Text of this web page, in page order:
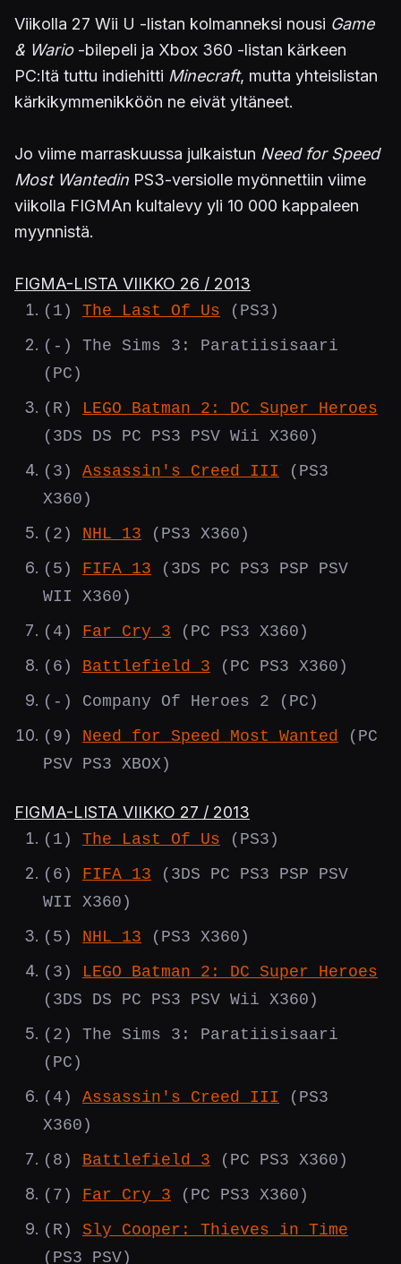
Viikolla 27 Wii U -listan kolmanneksi nousi Game
& Wario-bilepeli ja Xbox 360 -listan kärkeen
PC:ltä tuttu indiehitti Minecraft, mutta yhteislistan
kärkikymmenikköön ne eivät yltäneet.
Jo viime marraskuussa julkaistun Need for Speed
Most Wantedin PS3-versiolle myönnettiin viime
viikolla FIGMAn kultalevy yli 10 000 kappaleen
myynnistä.
FIGMA-LISTA VIIKKO 26 / 2013
(1) The Last Of Us (PS3)
(-) The Sims 3: Paratiisisaari
(PC)
(R) LEGO Batman 2: DC Super Heroes
(3DS DS PC PS3 PSV Wii X360)
(3) Assassin's Creed III (PS3
X360)
(2) NHL 13 (PS3 X360)
(5) FIFA 13 (3DS PC PS3 PSP PSV
WII X360)
(4) Far Cry 3 (PC PS3 X360)
(6) Battlefield 3 (PC PS3 X360)
(-) Company Of Heroes 2 (PC)
(9) Need for Speed Most Wanted
(PC
PSV PS3 XBOX)
FIGMA-LISTA VIIKKO 27 / 2013
(1) The Last Of Us (PS3)
(6) FIFA 13 (3DS PC PS3 PSP PSV
WII X360)
(5) NHL 13 (PS3 X360)
(3) LEGO Batman 2: DC Super Heroes
(3DS DS PC PS3 PSV Wii X360)
(2) The Sims 3: Paratiisisaari
(PC)
(4) Assassin's Creed III (PS3
X360)
(8) Battlefield 3 (PC PS3 X360)
(7) Far Cry 3 (PC PS3 X360)
(R) Sly Cooper: Thieves in Time
(PS3 PSV)